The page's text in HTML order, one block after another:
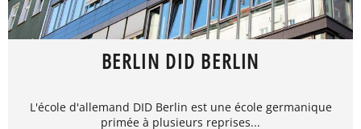
BERLIN DID BERLIN
L'école d'allemand DID Berlin est une école germanique
primée à plusieurs reprises...